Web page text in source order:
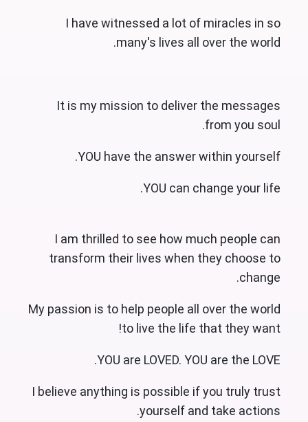
I have witnessed a lot of miracles in so
many's lives all over the world.
It is my mission to deliver the messages
from you soul.
YOU have the answer within yourself.
YOU can change your life.
I am thrilled to see how much people can
transform their lives when they choose to
change.
My passion is to help people all over the world
to live the life that they want!
YOU are LOVED. YOU are the LOVE.
I believe anything is possible if you truly trust
yourself and take actions.